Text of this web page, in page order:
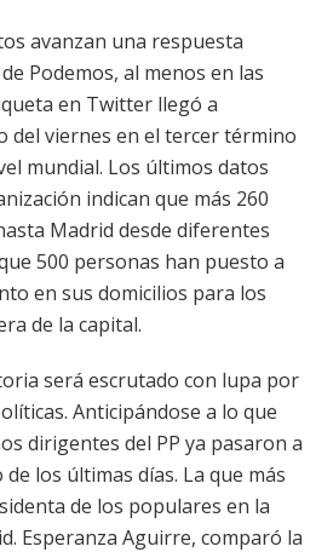
avanzan una respuesta
Podemos, al menos en las
en Twitter llegó a
del viernes en el tercer término
mundial. Los últimos datos
indican que más 260
Madrid desde diferentes
500 personas han puesto a
en sus domicilios para los
de la capital.
será escrutado con lupa por
Anticipándose a lo que
dirigentes del PP ya pasaron a
los últimas días. La que más
de los populares en la
Esperanza Aguirre, comparó la